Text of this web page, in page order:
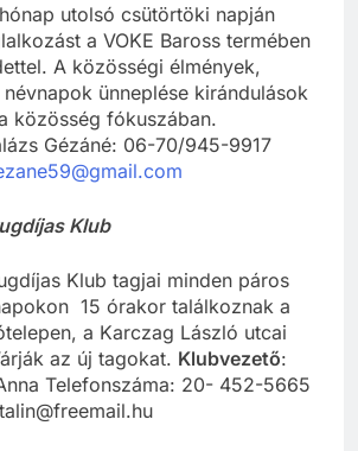
utolsó csütörtöki napján
a VOKE Baross termében
A közösségi élmények,
ünneplése kirándulások
közösség fókuszában.
Gézáné: 06-70/945-9917
Klub
Klub tagjai minden páros
15 órakor találkoznak a
a Karczag László utcai
az új tagokat. Klubvezető:
Telefonszáma: 20- 452-5665